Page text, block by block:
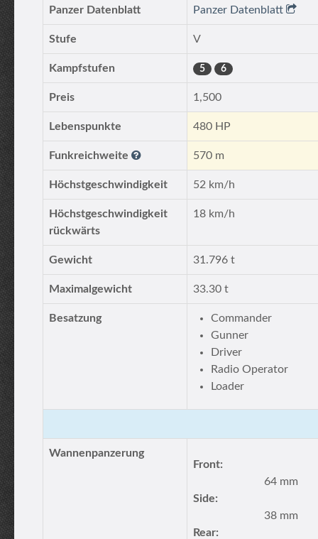
Panzer Datenblatt Panzer Datenblatt
Stufe V
Kampfstufen 5 6
Preis 1,500
Lebenspunkte 480 HP
Funkreichweite 570 m
Höchstgeschwindigkeit 52 km/h
Höchstgeschwindigkeit
rückwärts
18 km/h
Gewicht 31.796 t
Maximalgewicht 33.30 t
Besatzung
Commander
Gunner
Driver
Radio Operator
Loader
Wannenpanzerung
Front:
64 mm
Side:
38 mm
Rear: